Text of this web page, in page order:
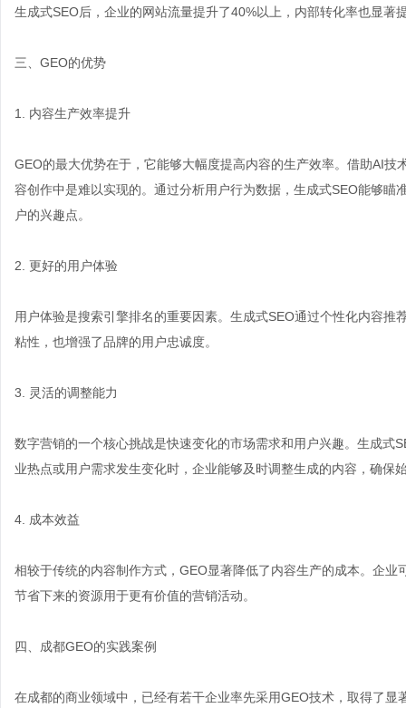
生成式SEO后，企业的网站流量提升了40%以上，内部转化率也显著
三、GEO的优势
1. 内容生产效率提升
GEO的最大优势在于，它能够大幅度提高内容的生产效率。借助AI
容创作中是难以实现的。通过分析用户行为数据，生成式SEO能够
户的兴趣点。
2. 更好的用户体验
用户体验是搜索引擎排名的重要因素。生成式SEO通过个性化内容
粘性，也增强了品牌的用户忠诚度。
3. 灵活的调整能力
数字营销的一个核心挑战是快速变化的市场需求和用户兴趣。生成式
业热点或用户需求发生变化时，企业能够及时调整生成的内容，确保
4. 成本效益
相较于传统的内容制作方式，GEO显著降低了内容生产的成本。企
节省下来的资源用于更有价值的营销活动。
四、成都GEO的实践案例
在成都的商业领域中，已经有若干企业率先采用GEO技术，取得了显